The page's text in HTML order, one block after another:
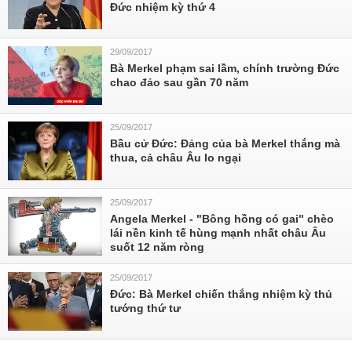
Đức nhiệm kỳ thứ 4
29/09/2017
Bà Merkel phạm sai lầm, chính trường Đức
chao đảo sau gần 70 năm
25/09/2017
Bầu cử Đức: Đảng của bà Merkel thắng mà
thua, cả châu Âu lo ngại
25/09/2017
Angela Merkel - "Bông hồng có gai" chèo
lái nền kinh tế hùng mạnh nhất châu Âu
suốt 12 năm ròng
25/09/2017
Đức: Bà Merkel chiến thắng nhiệm kỳ thủ
tướng thứ tư